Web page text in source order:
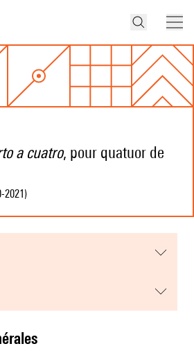
a cuatro, pour quatuor de
-2021 )